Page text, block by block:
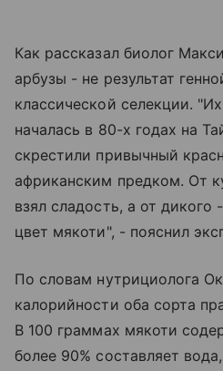
Как рассказал биолог
арбузы - не результат
классической селекции.
началась в 80-х годах на
скрестили привычный
африканским предком. От
взял сладость, а от
цвет мякоти", - пояснил
По словам нутрициолога
калорийности оба сорта
В 100 граммах мякоти
более 90% составляет